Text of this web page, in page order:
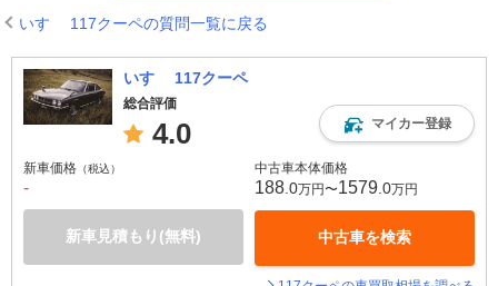
いすゞ 117クーペの質問一覧に戻る
いすゞ 117クーペ
総合評価
4.0 マイカー登録
新車価格 （税込）
-
新車見積もり(無料)
中古車本体価格
188 .0万円〜1579 .0万円
中古車を検索